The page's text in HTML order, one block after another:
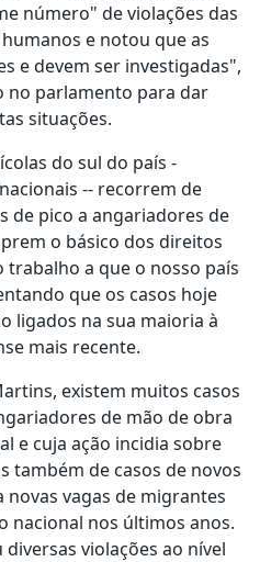
número" de violações das
e notou que as
e devem ser investigadas",
no parlamento para dar
situações.
do sul do país -
-- recorrem de
de pico a angariadores de
o básico dos direitos
a que o nosso país
que os casos hoje
ligados na sua maioria à
mais recente.
existem muitos casos
de mão de obra
e cuja ação incidia sobre
também de casos de novos
vagas de migrantes
nacional nos últimos anos.
violações ao nível